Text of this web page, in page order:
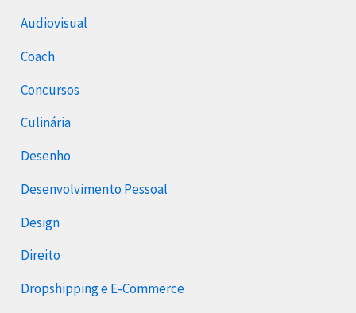
Audiovisual
Coach
Concursos
Culinária
Desenho
Desenvolvimento Pessoal
Design
Direito
Dropshipping e E-Commerce